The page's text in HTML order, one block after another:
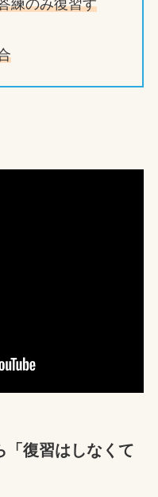
練のみ復習す
「復習はしなくて